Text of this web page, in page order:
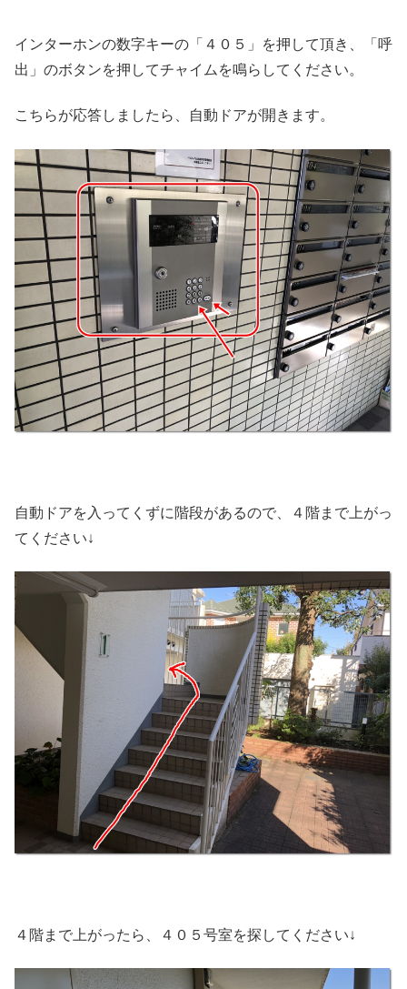
インターホンの数字キーの「４０５」を押して頂き、「呼
出」のボタンを押してチャイムを鳴らしてください。
こちらが応答しましたら、自動ドアが開きます。
自動ドアを入ってくずに階段があるので、４階まで上がっ
てください↓
４階まで上がったら、４０５号室を探してください↓